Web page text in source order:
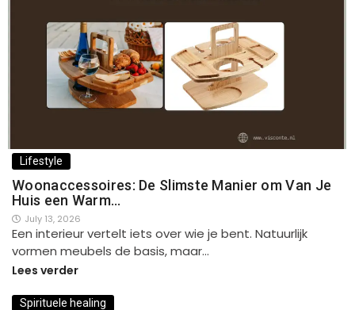
Lifestyle
Woonaccessoires: De Slimste Manier om Van Je
Huis een Warm…
July 13, 2026
Een interieur vertelt iets over wie je bent. Natuurlijk
vormen meubels de basis, maar…
Lees verder
Spirituele healing